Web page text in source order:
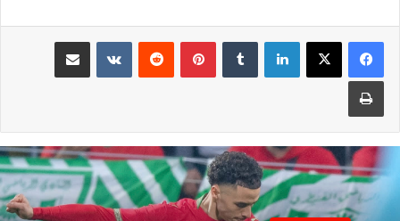
لينكدإن بينتيريست
مشاركة عبر البريد
طباعة